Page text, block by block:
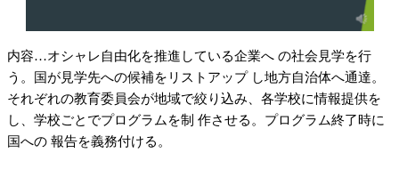
内容…オシャレ自由化を推進している企業へ の社会見学を行
う。国が見学先への候補をリストアップ し地方自治体へ通達。
それぞれの教育委員会が地域で絞り込み、各学校に情報提供を
し、学校ごとでプログラムを制 作させる。プログラム終了時に
国への 報告を義務付ける。